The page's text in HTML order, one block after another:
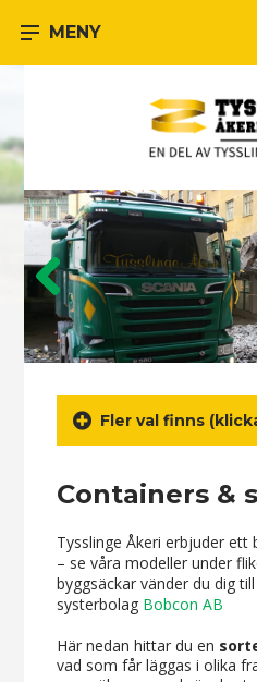
MENY
Previous
Fler val finns
Containers &
Tysslinge Åkeri erbjuder
– se våra modeller under
byggsäckar vänder du dig
systerbolag Bobcon AB
Här nedan hittar du en
vad som får läggas i olika